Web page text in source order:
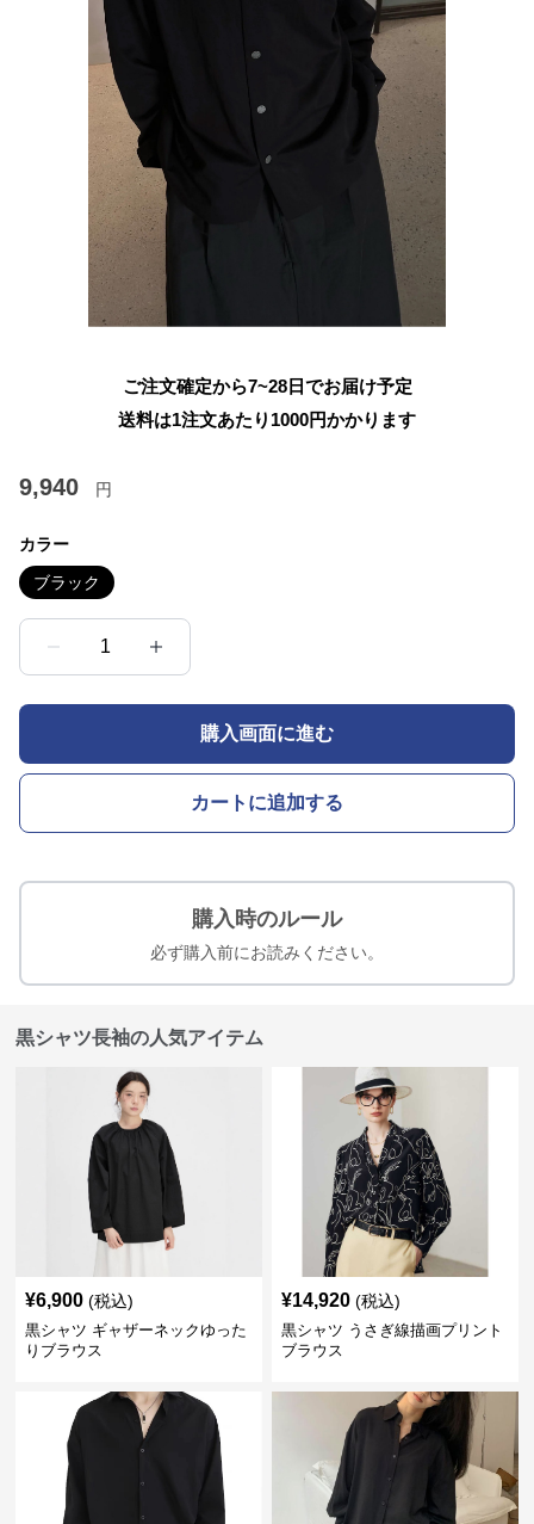
ご注文確定から7~28日でお届け予定
送料は1注文あたり 1000円かかります
9,940 円
カラー
ブラック
1
購入画面に進む
カートに追加する
購入時のルール
必ず購入前にお読みください。
黒シャツ長袖の人気アイテム
¥6,900 (税込)
黒シャツ ギャザーネックゆった
りブラウス
¥14,920 (税込)
黒シャツ うさぎ線描画プリント
ブラウス